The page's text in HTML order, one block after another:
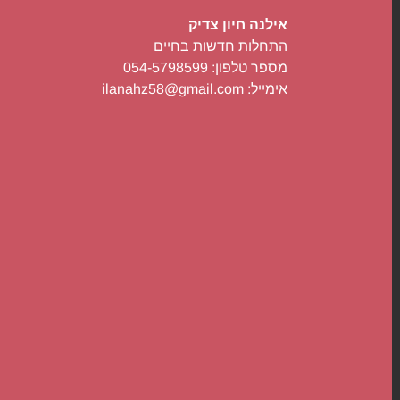
אילנה חיון צדיק
התחלות חדשות בחיים
מספר טלפון: 054-5798599
אימייל: ilanahz58@gmail.com